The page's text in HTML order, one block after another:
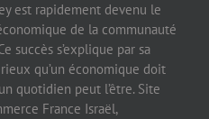
est rapidement devenu le
de la communauté
succès s’explique par sa
qu’un économique doit
quotidien peut l’être. Site
France Israël,